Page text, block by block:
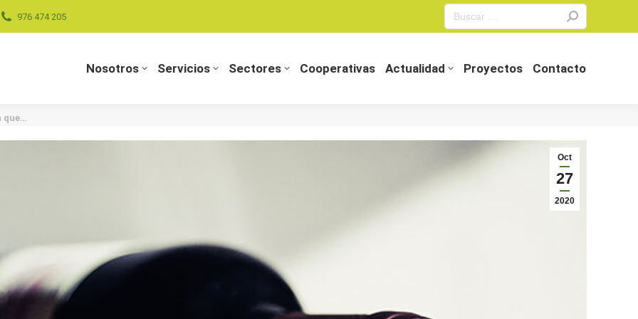
976 474 205
Search:
Nosotros Servicios Sectores Cooperativas Actualidad Proyectos Contacto
que…
Oct
27
2020
Actualidad Proyectos Contacto